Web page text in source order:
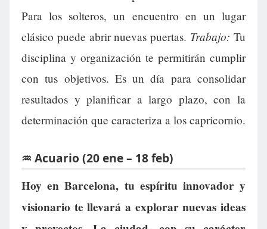
Para los solteros, un encuentro en un lugar
clásico puede abrir nuevas puertas. Trabajo: Tu
disciplina y organización te permitirán cumplir
con tus objetivos. Es un día para consolidar
resultados y planificar a largo plazo, con la
determinación que caracteriza a los capricornio.
♒ Acuario (20 ene – 18 feb)
Hoy en Barcelona, tu espíritu innovador y
visionario te llevará a explorar nuevas ideas